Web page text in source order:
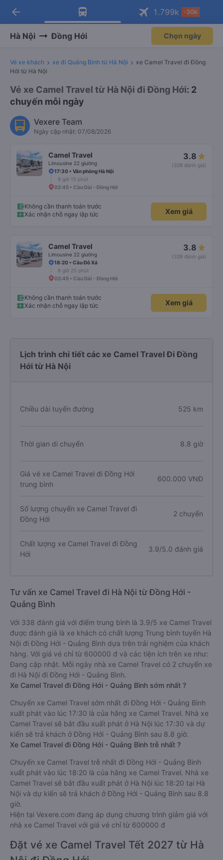
Tải app Vexere ngay!
Nhận ưu đãi thành viên độc
Mở app
Tải app Vexere
-30k/ghế khi đặt vé máy bay qua
Mở app
arrow_back 1.799k -30k
Hà Nội Đồng Hới Chọn ngày
Vé xe khách xe đi Quảng Bình từ Hà Nội
xe Camel Travel đi Đồng
Hới từ Hà Nội
Vé xe Camel Travel từ Hà Nội đi Đồng Hới: 2
chuyến mỗi ngày
Vexere Team
Ngày cập nhật: 07/08/2026
Camel Travel
Limousine 22 giường
3.8
(339 đánh giá)
17:30 • Văn phòng Hà Nội
9 giờ 15 phút
02:45 • Cầu Dài - Đồng Hới
Không cần thanh toán trước
Xác nhận chỗ ngay lập tức
Xem giá
Camel Travel
Limousine 22 giường
3.8
(339 đánh giá)
18:20 • Cầu Đỗ Xá
8 giờ 25 phút
02:45 • Cầu Dài - Đồng Hới
Không cần thanh toán trước
Xác nhận chỗ ngay lập tức
Xem giá
Lịch trình chi tiết các xe Camel Travel Đi Đồng
Hới từ Hà Nội
Chiều dài tuyến đường 525 km
Thời gian di chuyển 8.8 giờ
Giá vé xe Camel Travel đi Đồng Hới
trung bình
600.000 VNĐ
Số lượng chuyến xe Camel Travel đi
Đồng Hới
2 chuyến
Chất lượng xe Camel Travel đi Đồng
Hới
3.9/5.0 đánh giá
Tư vấn xe Camel Travel đi Hà Nội từ Đồng Hới -
Quảng Bình
Với 338 đánh giá với điểm trung bình là 3.9/5 xe Camel Travel
được đánh giá là xe khách có chất lượng Trung bình tuyến Hà
Nội đi Đồng Hới - Quảng Bình dựa trên trải nghiệm của khách
hàng. Với giá vé chỉ từ 600000 đ và các tiện ích trên xe như:
Đang cập nhật. Mỗi ngày nhà xe Camel Travel có 2 chuyến xe
đi Hà Nội đi Đồng Hới - Quảng Bình.
Xe Camel Travel đi Đồng Hới - Quảng Bình sớm nhất ?
Chuyến xe Camel Travel sớm nhất đi Đồng Hới - Quảng Bình
xuất phát vào lúc 17:30 là của hãng xe Camel Travel. Nhà xe
Camel Travel sẽ bắt đầu xuất phát ở Hà Nội lúc 17:30 và dự
kiến sẽ trả khách ở Đồng Hới - Quảng Bình sau 8.8 giờ.
Xe Camel Travel đi Đồng Hới - Quảng Bình trễ nhất ?
Chuyến xe Camel Travel trễ nhất đi Đồng Hới - Quảng Bình
xuất phát vào lúc 18:20 là của hãng xe Camel Travel. Nhà xe
Camel Travel sẽ bắt đầu xuất phát ở Hà Nội lúc 18:20 tại Hà
Nội và dự kiến sẽ trả khách ở Đồng Hới - Quảng Bình sau 8.8
giờ.
Hiện tại Vexere.com đang áp dụng chương trình giảm giá với
nhà xe Camel Travel với giá vé chỉ từ 600000 đ
Đặt vé xe Camel Travel Tết 2027 từ Hà